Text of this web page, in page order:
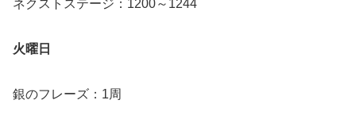
ネクストステージ：1200～1244
火曜日
銀のフレーズ：1周